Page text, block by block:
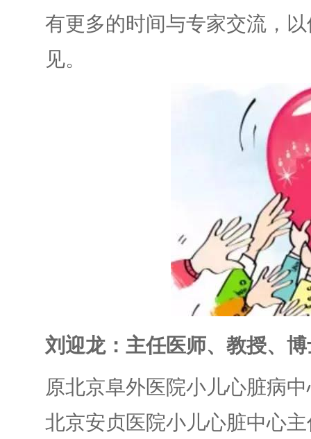
有更多的时间与专家交流，
见。
刘迎龙：主任医师、教授、
原北京阜外医院小儿心脏病
北京安贞医院小儿心脏中心